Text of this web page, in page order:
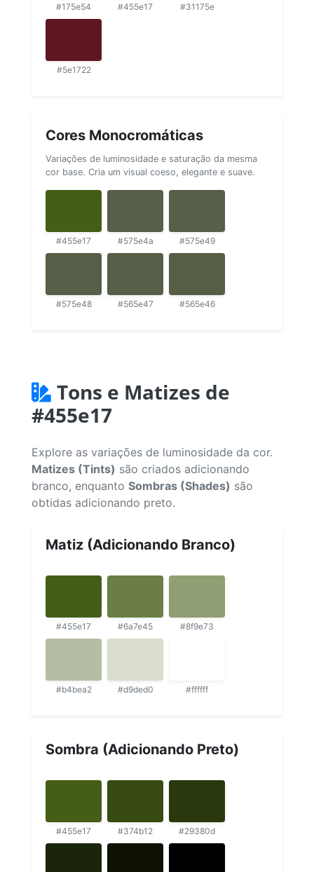
#175e54 #455e17 #31175e
#5e1722
Cores Monocromáticas
Variações de luminosidade e saturação da mesma
cor base. Cria um visual coeso, elegante e suave.
#455e17 #575e4a #575e49
#575e48 #565e47 #565e46
Tons e Matizes de
#455e17
Explore as variações de luminosidade da cor.
Matizes (Tints) são criados adicionando
branco, enquanto Sombras (Shades) são
obtidas adicionando preto.
Matiz (Adicionando Branco)
#455e17 #6a7e45 #8f9e73
#b4bea2 #d9ded0 #ffffff
Sombra (Adicionando Preto)
#455e17 #374b12 #29380d